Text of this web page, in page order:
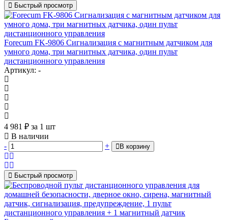
Быстрый просмотр
Forecum FK-9806 Сигнализация с магнитным датчиком для
умного дома, три магнитных датчика, один пульт
дистанционного управления
Артикул: -
4 981 ₽ за 1 шт
В наличии
-
+ В корзину
Быстрый просмотр